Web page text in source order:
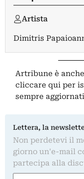
Artista
Dimitris
Artribune è
cliccare qui per
sempre aggiornati
Lettera, la
Non perdetevi il
giorno un'e-mail
partecipa alla